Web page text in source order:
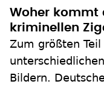
Woher kommt
kriminellen
Zum größten
Bildern.